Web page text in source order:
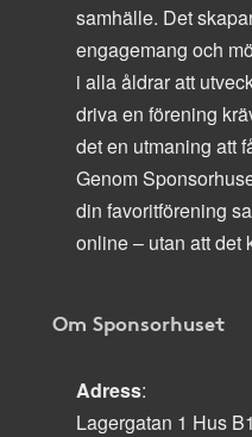
samhälle. Det
engagemang och
i alla åldrar att
driva en förening
det en utmaning att
Genom
din favoritförening
online – utan att det
Om Sponsorhuset
Adress:
Lagergatan 1 Hus